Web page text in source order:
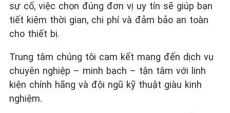
sự cố, việc chọn đúng đơn vị uy tín sẽ giúp bạn
tiết kiệm thời gian, chi phí và đảm bảo an toàn
cho thiết bị.
Trung tâm chúng tôi cam kết mang đến dịch vụ
chuyên nghiệp – minh bạch – tận tâm với linh
kiện chính hãng và đội ngũ kỹ thuật giàu kinh
nghiệm.